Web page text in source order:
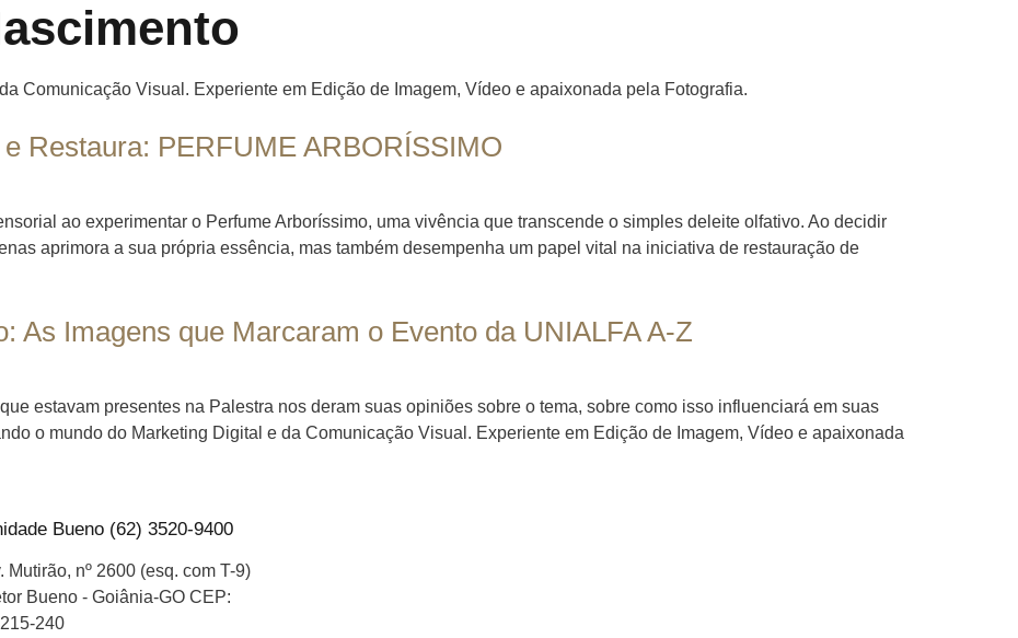
Comunicação Visual. Experiente em Edição de Imagem, Vídeo e apaixonada pela Fotografia.
Restaura: PERFUME ARBORÍSSIMO
ao experimentar o Perfume Arboríssimo, uma vivência que transcende o simples deleite olfativo. Ao decidir
aprimora a sua própria essência, mas também desempenha um papel vital na iniciativa de restauração de
As Imagens que Marcaram o Evento da UNIALFA A-Z
estavam presentes na Palestra nos deram suas opiniões sobre o tema, sobre como isso influenciará em suas
o mundo do Marketing Digital e da Comunicação Visual. Experiente em Edição de Imagem, Vídeo e apaixonada
Bueno (62) 3520-9400
Mutirão, nº 2600 (esq. com T-9)
Bueno - Goiânia-GO CEP:
240